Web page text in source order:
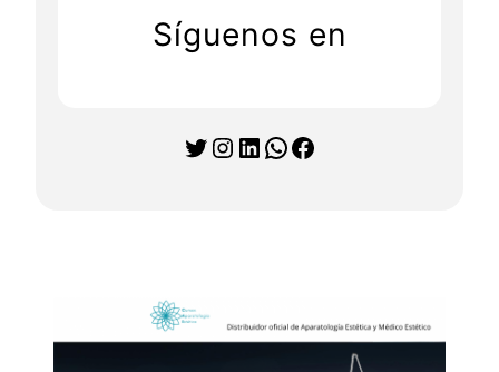
Síguenos en
Twitter Instagram LinkedIn WhatsApp Facebook